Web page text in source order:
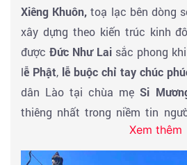
trưa tại nhà hàng ở khu du lịch
Buổi chiều xe đón đoàn ra ga
về Viêng Chăn. Đoàn ăn tối và
văn hoá địa phương tại khu
đêm thủ đô Viêng Chăn. Đến
về khách sạn nghỉ ngơi &
động thủ đô Vien Chăn về đêm.
Xiêng Khuôn,toạ lạc bên dòng
xây dựng theo kiến trúc kinh
đượcĐức Như Laisắc phong
lễ Phật, lễ buộc chỉ tay chúc
dân Lào tại chùa mẹSi
thiêng nhất trong niềm tin
– Với tháp
tượng cho đất nước Lào hiền
Xem thêm